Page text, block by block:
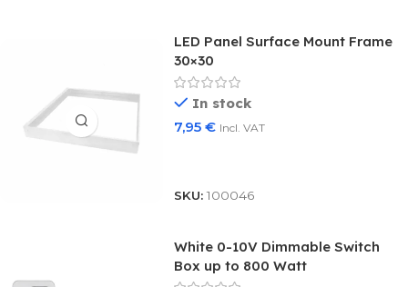
LED Panel Surface Mount Frame
30×30
In stock
7,95€ Incl. VAT
SKU:100046
White 0-10V Dimmable Switch
Box up to 800 Watt